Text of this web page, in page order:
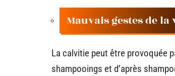
Mauvais gestes de
La calvitie peut être provoquée
shampooings et d’après